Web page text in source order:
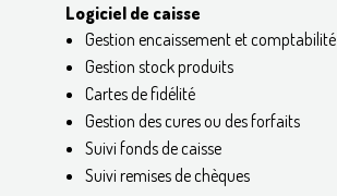
Logiciel de caisse
Gestion encaissement et comptabilité
Gestion stock produits
Cartes de fidélité
Gestion des cures ou des forfaits
Suivi fonds de caisse
Suivi remises de chèques